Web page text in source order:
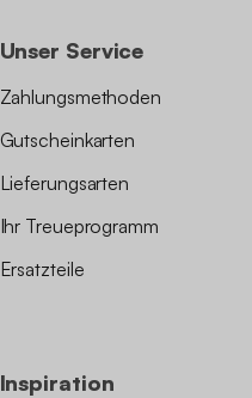
Unser Service
Zahlungsmethoden
Gutscheinkarten
Lieferungsarten
Ihr Treueprogramm
Ersatzteile
Inspiration